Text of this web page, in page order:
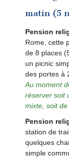
matin (5
Pension
Rome, cette
de 8 places
un picnic
des portes à
Au moment
réserver soit
mixte, soit
Pension
station de
quelques
simple